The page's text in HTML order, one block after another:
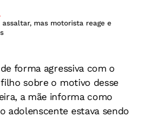
mas motorista reage e
forma agressiva com o
sobre o motivo desse
a mãe informa como
adolenscente estava sendo